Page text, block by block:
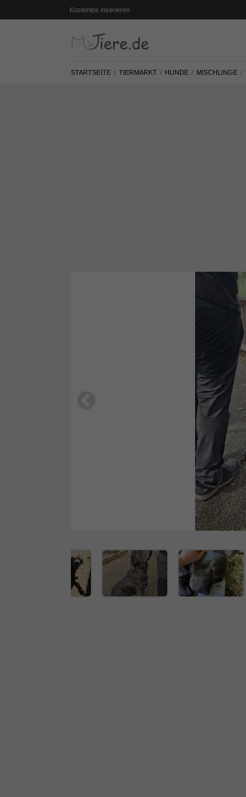
Kostenlos inserieren
STARTSEITE TIERMARKT HUNDE MISCHLINGE